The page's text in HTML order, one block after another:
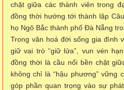
chặt giữa các thành viên trong
đồng thời hướng tới thành lập
họ Ngô Bắc thành phố Đà Nẵng
Trong văn hoá đời sống gia đình
giữ vai trò “giữ lửa”, vun vén
đồng thời là cầu nối bền chặt
không chỉ là “hậu phương” vững
góp phần quan trọng vào sự